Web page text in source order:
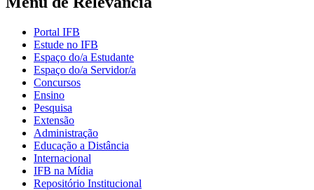
Portal IFB
Estude no IFB
Espaço do/a Estudante
Espaço do/a Servidor/a
Concursos
Ensino
Pesquisa
Extensão
Administração
Educação a Distância
Internacional
IFB na Mídia
Repositório Institucional